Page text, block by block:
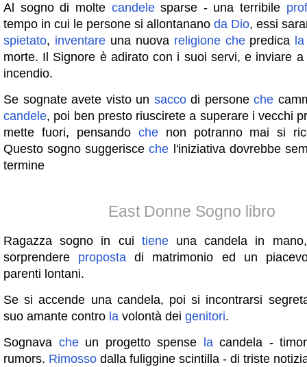
Al sogno di molte candelesparse - una terribile
tempo in cui le persone si allontanano da Dio, essi
spietato, inventareuna nuova religione chepredica la
morte. Il Signore è adirato con i suoi servi, e inviare a
incendio.
Se sognate avete visto un saccodi personeche
candele, poi ben presto riuscirete a superare i vecchi
mette fuori, pensando chenon potranno mai si
Questo sogno suggerisceche l'iniziativa dovrebbe
termine
East Donne Sogno libro
Ragazza sogno in cui tieneuna candela in
sorprendere proposta di matrimonio ed un
parenti lontani.
Se si accende una candela, poi si incontrarsi
suo amante contro la volontà dei genitori.
Sognava cheun progetto spense lacandela -
rumors. Rimosso dalla fuliggine scintilla - di triste